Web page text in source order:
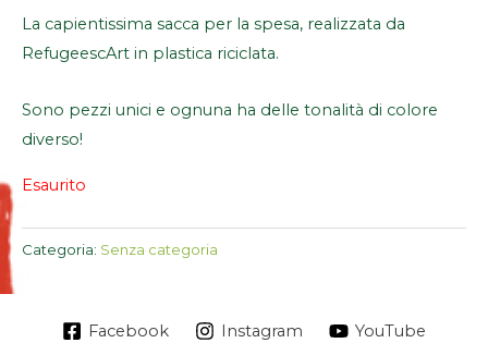
La capientissima sacca per la spesa, realizzata da
RefugeescArt in plastica riciclata.
Sono pezzi unici e ognuna ha delle tonalità di colore
diverso!
Esaurito
Categoria: Senza categoria
Facebook Instagram YouTube